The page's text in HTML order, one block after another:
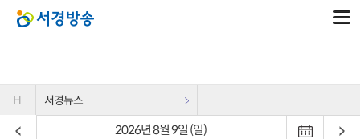
H 서경뉴스
2026년 8월 9일 (일)